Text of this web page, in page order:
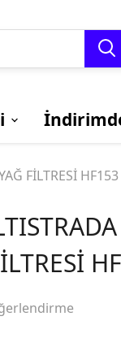
TERMAL
MOTOSİKLET
Honda
FİLTRESİ HF153